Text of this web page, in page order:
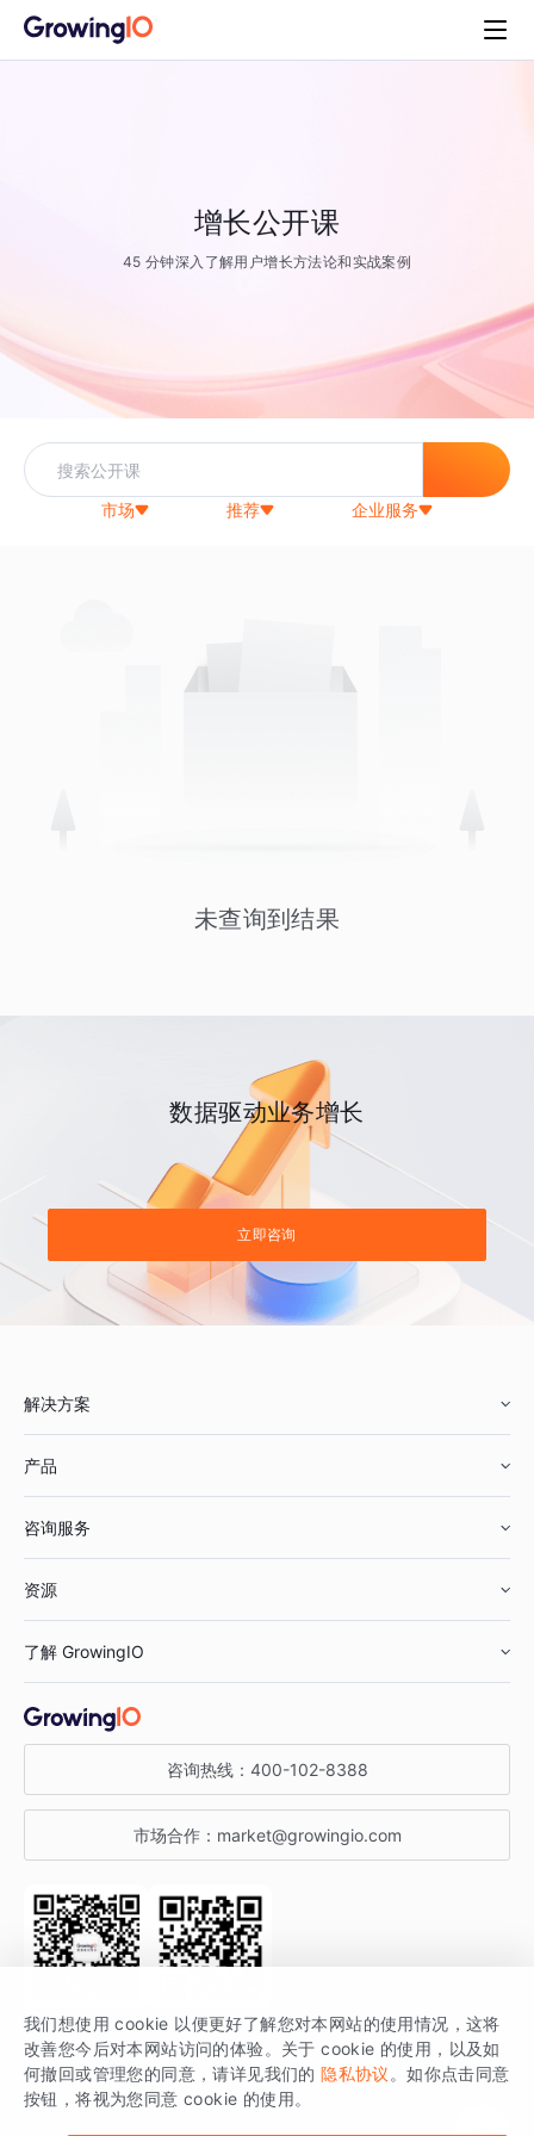
增长公开课
45 分钟深入了解用户增长方法论和实战案例
市场 推荐 企业服务
未查询到结果
数据驱动业务增长
立即咨询
解决方案
鞋服行业
汽车行业
金融行业
产品
智能运营
获客分析
咨询服务
资源
增长公开课
增长博客
开发者文档
SDK 文档
场景指南
了解 GrowingIO
关于 GrowingIO
增长大会
行业活动
咨询热线： 400-102-8388
市场合作： market@growingio.com
关注公众号 获取更多干货
GrowingIO 是专注于数据智能分析与增长的品牌，核心平台为 GrowingIO
分析云。
我们想使用 cookie 以便更好了解您对本网站的使用情况，这将
改善您今后对本网站访问的体验。关于 cookie 的使用，以及如
何撤回或管理您的同意，请详见我们的 隐私协议 。如你点击同意
按钮，将视为您同意 cookie 的使用。